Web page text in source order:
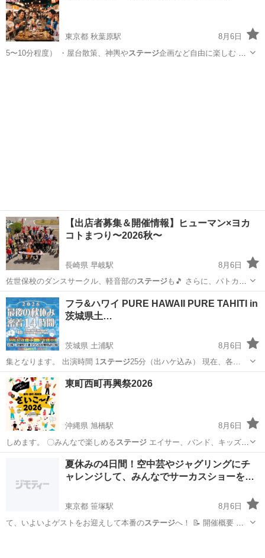
東京都 秋葉原駅
8月6日
5〜10分程度） ・屋台散策、神輿やステージ企画など自由に楽しむ ・
【出店者募集＆開催情報】ヒューマン×ヨカ
コトまつり〜2026秋〜
長崎県 早岐駅
8月6日
佐世保校のダンスサークル、軽音部のステージも🎵 さらに、パトカ
ー、消防車、重…
長崎 佐世保市
フラ&ハワイ PURE HAWAII PURE TAHITI in
茨城県土…
茨城県 土浦駅
8月6日
集となります。 出演時間 1ステージ 25分（出ハケ込み） 現在、各…
茨城 土浦市 土浦駅 地域/お祭り
東町西町再興祭2026
沖縄県 旭橋駅
8月6日
しめます。 〇みんなで楽しめる ステージエイサー、バンド、キッズダ
ンス、…
那覇市 旭橋駅 地域/お祭り
夏休みの4日間！空中芸やジャグリングにチ
ャレンジして、みんなでサーカスショーを…
東京都 笹塚駅
8月6日
て、いよいよゲストをお迎えして本番のステージへ！ 📝 開催概要 対